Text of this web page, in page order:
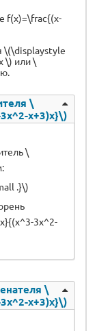
f(x)=\frac{(x-
\(\displaystyle
\) или \
\
x+3)x}\)
\
.}\)
3x^2-
\
x+3)x}\)